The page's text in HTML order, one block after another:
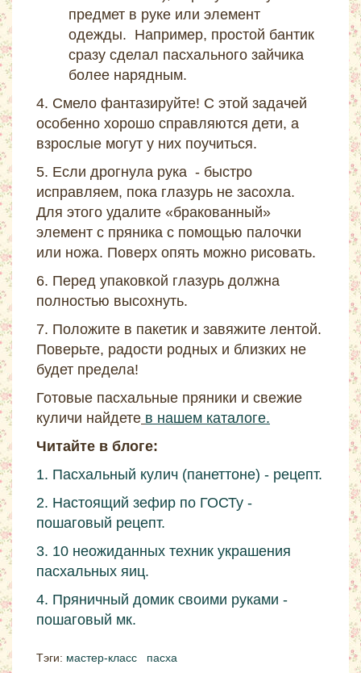
предмет в руке или элемент
одежды. Например, простой бантик
сразу сделал пасхального зайчика
более нарядным.
4. Смело фантазируйте! С этой задачей
особенно хорошо справляются дети, а
взрослые могут у них поучиться.
5. Если дрогнула рука - быстро
исправляем, пока глазурь не засохла.
Для этого удалите «бракованный»
элемент с пряника с помощью палочки
или ножа. Поверх опять можно рисовать.
6. Перед упаковкой глазурь должна
полностью высохнуть.
7. Положите в пакетик и завяжите лентой.
Поверьте, радости родных и близких не
будет предела!
Готовые пасхальные пряники и свежие
куличи найдете в нашем каталоге.
Читайте в блоге:
1. Пасхальный кулич (панеттоне) - рецепт.
2. Настоящий зефир по ГОСТу -
пошаговый рецепт.
3. 10 неожиданных техник украшения
пасхальных яиц.
4. Пряничный домик своими руками -
пошаговый мк.
Тэги: мастер-класс пасха